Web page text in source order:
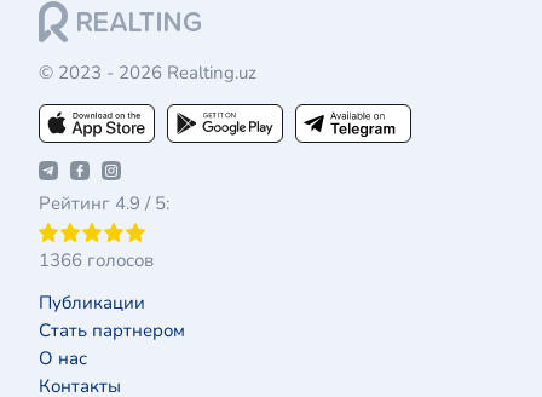
© 2023 - 2026 Realting.uz
Рейтинг 4.9 / 5:
1366 голосов
Публикации
Стать партнером
О нас
Контакты